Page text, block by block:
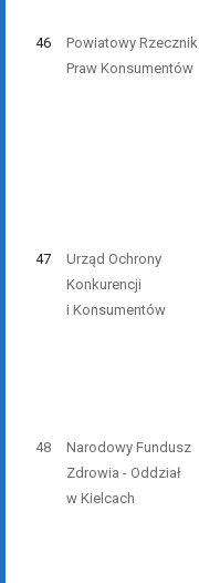
46
Powiatowy Rzecznik
Praw Konsumentów
47
Urząd Ochrony
Konkurencji
i Konsumentów
48
Narodowy Fundusz
Zdrowia - Oddział
w Kielcach